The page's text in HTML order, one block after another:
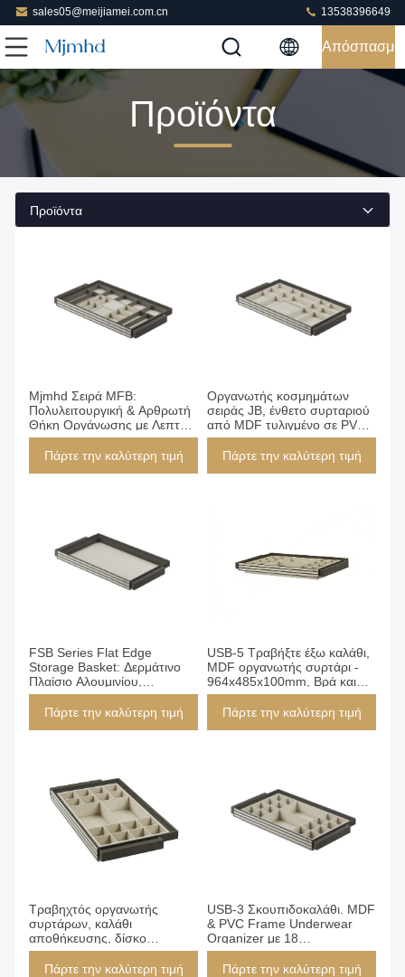
sales05@meijiamei.com.cn 13538396649
Απόσπασμα
Προϊόντα
Προϊόντα
Mjmhd Σειρά MFB:
Πολυλειτουργική & Αρθρωτή
Θήκη Οργάνωσης με Λεπτά
Διαμερίσματα για Ντουλάπα,
Συρτάρι, Κοσμήματα και
Πάρτε την καλύτερη τιμή
Οργανωτής κοσμημάτων
σειράς JB, ένθετο συρταριού
από MDF τυλιγμένο σε PVC
με 16 θήκες για σκουλαρίκια
& αξεσουάρ, λεπτός
Πάρτε την καλύτερη τιμή
FSB Series Flat Edge
Storage Basket: Δερμάτινο
Πλαίσιο Αλουμινίου,
Επένδυση MDF E0,
Προσαρμοσμένο Πλάτος
Πάρτε την καλύτερη τιμή
USB-5 Τραβήξτε έξω καλάθι,
MDF οργανωτής συρτάρι -
964x485x100mm, Βρά και
αποθήκευση εσώρουχα, για
ντουλάπα
Πάρτε την καλύτερη τιμή
Τραβηχτός οργανωτής
συρτάρων, καλάθι
αποθήκευσης, δίσκο
εσώρουχων με πλαίσιο MDF
για ντουλάπα,
Πάρτε την καλύτερη τιμή
USB-3 Σκουπιδοκαλάθι. MDF
& PVC Frame Underwear
Organizer με 18
διαμερίσματα, ενσωματωμένο
αποθηκευτικό συρτάρι για
Πάρτε την καλύτερη τιμή